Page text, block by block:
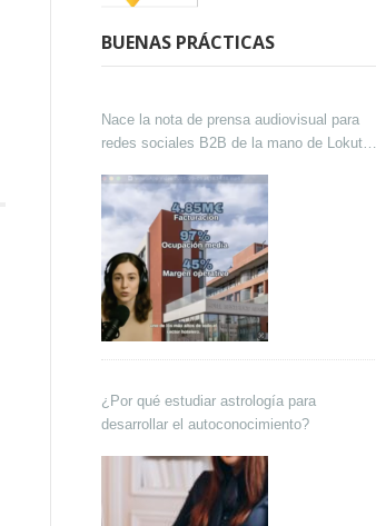
BUENAS PRÁCTICAS
Nace la nota de prensa audiovisual para
redes sociales B2B de la mano de Lokutor
¿Por qué estudiar astrología para
desarrollar el autoconocimiento?